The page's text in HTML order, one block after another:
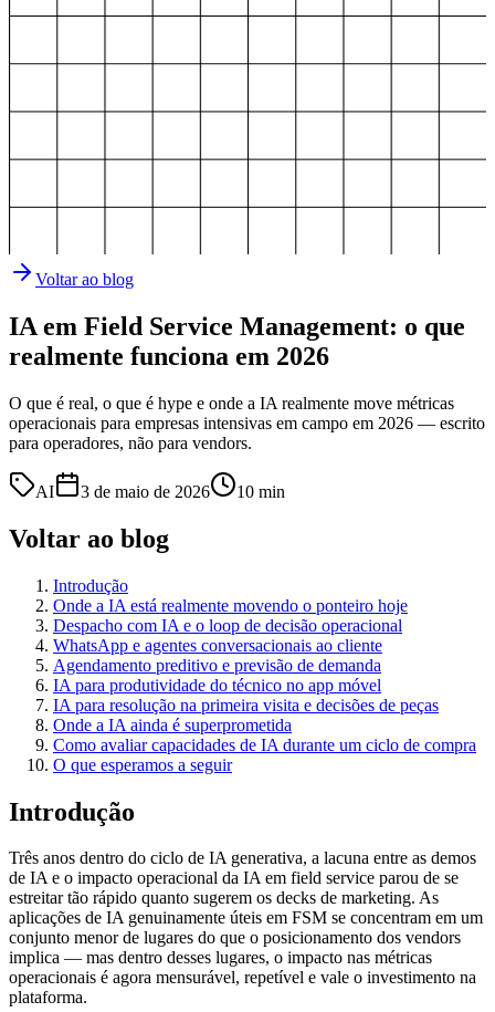
Voltar ao blog
IA em Field Service Management: o que
realmente funciona em 2026
O que é real, o que é hype e onde a IA realmente move métricas
operacionais para empresas intensivas em campo em 2026 — escrito
para operadores, não para vendors.
AI 3 de maio de 2026 10 min
Voltar ao blog
Introdução
Onde a IA está realmente movendo o ponteiro hoje
Despacho com IA e o loop de decisão operacional
WhatsApp e agentes conversacionais ao cliente
Agendamento preditivo e previsão de demanda
IA para produtividade do técnico no app móvel
IA para resolução na primeira visita e decisões de peças
Onde a IA ainda é superprometida
Como avaliar capacidades de IA durante um ciclo de compra
O que esperamos a seguir
Introdução
Três anos dentro do ciclo de IA generativa, a lacuna entre as demos
de IA e o impacto operacional da IA em field service parou de se
estreitar tão rápido quanto sugerem os decks de marketing. As
aplicações de IA genuinamente úteis em FSM se concentram em um
conjunto menor de lugares do que o posicionamento dos vendors
implica — mas dentro desses lugares, o impacto nas métricas
operacionais é agora mensurável, repetível e vale o investimento na
plataforma.